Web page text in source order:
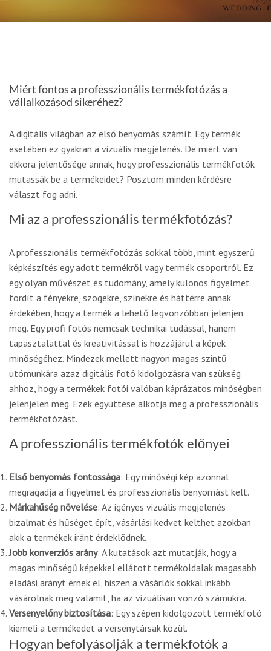
Miért fontos a professzionális termékfotózás a
vállalkozásod sikeréhez?
A digitális világban az első benyomás számít. Egy termék
esetében ez gyakran a vizuális megjelenés. De miért van
ekkora jelentősége annak, hogy professzionális termékfotók
mutassák be a termékeidet? Posztom minden kérdésre
választ fog adni.
Mi az a professzionális termékfotózás?
A professzionális termékfotózás sokkal több, mint egyszerű
képkészítés egy adott termékről vagy termék csoportról. Ez
egy olyan művészet és tudomány, amely különös figyelmet
fordít a fényekre, szögekre, színekre és háttérre annak
érdekében, hogy a termék a lehető legvonzóbban jelenjen
meg. Egy profi fotós nemcsak technikai tudással, hanem
tapasztalattal és kreativitással is hozzájárul a képek
minőségéhez. Mindezek mellett nagyon magas szintű
utómunkára azaz digitális fotó kidolgozásra van szükség
ahhoz, hogy a termékek fotói valóban káprázatos minőségben
jelenjelen meg. Ezek együttese alkotja meg a professzionális
termékfotózást.
A professzionális termékfotók előnyei
Első benyomás fontossága: Egy minőségi kép azonnal
megragadja a figyelmet és professzionális benyomást kelt.
Márkahűség növelése: Az igényes vizuális megjelenés
bizalmat és hűséget épít, vásárlási kedvet kelthet azokban
akik a termékek iránt érdeklődnek.
Jobb konverziós arány: A kutatások azt mutatják, hogy a
magas minőségű képekkel ellátott termékoldalak magasabb
eladási arányt érnek el, hiszen a vásárlók sokkal inkább
vásárolnak meg valamit, ha az vizuálisan vonzó számukra.
Versenyelőny biztosítása: Egy szépen kidolgozott termékfotó
kiemeli a termékedet a versenytársak közül.
Hogyan befolyásolják a termékfotók a